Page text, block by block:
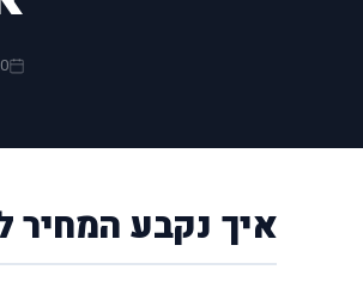
20
איך נקבע המחיר